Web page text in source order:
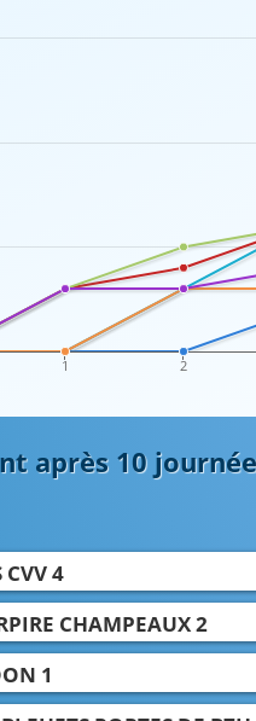
1 2
après 10
CVV 4
CHAMPEAUX 2
1